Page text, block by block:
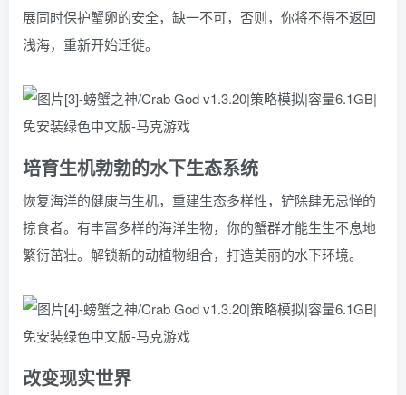
展同时保护蟹卵的安全，缺一不可，否则，你将不得不返回
浅海，重新开始迁徙。
培育生机勃勃的水下生态系统
恢复海洋的健康与生机，重建生态多样性，铲除肆无忌惮的
掠食者。有丰富多样的海洋生物，你的蟹群才能生生不息地
繁衍茁壮。解锁新的动植物组合，打造美丽的水下环境。
改变现实世界